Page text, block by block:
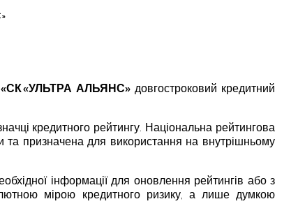
«УЛЬТРА АЛЬЯНС» довгостроковий кредитний
кредитного рейтингу. Національна рейтингова
та призначена для використання на внутрішньому
інформації для оновлення рейтингів або з
мірою кредитного ризику, а лише думкою